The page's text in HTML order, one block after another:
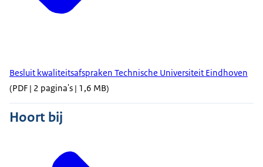
Besluit kwaliteitsafspraken Technische Universiteit Eindhoven
(PDF | 2 pagina's | 1,6 MB)
Hoort bij